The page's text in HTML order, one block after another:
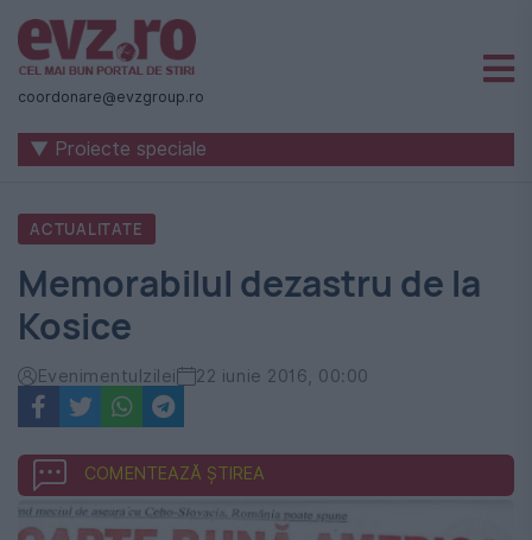
Știri
naționale
internaționale
România
-
Evenimentul
Zilei
coordonare@evzgroup.ro
▼ Proiecte speciale
ACTUALITATE
Memorabilul dezastru de la
Kosice
Evenimentulzilei 22 iunie 2016, 00:00
COMENTEAZĂ ȘTIREA